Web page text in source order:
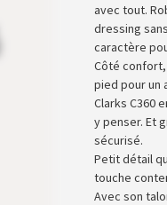
avec tout.
dressing
caractère
Côté confort,
pied pour un
Clarks C360
y penser. Et
sécurisé.
Petit détail
touche
Avec son